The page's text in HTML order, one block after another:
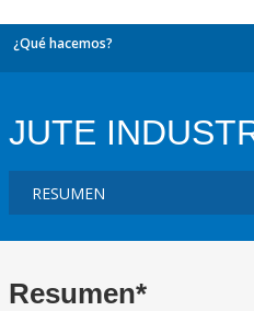
¿Qué hacemos?
JUTE
Resumen*